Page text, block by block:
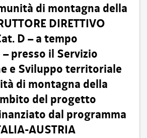
di montagna della
DIRETTIVO
D – a tempo
presso il Servizio
e Sviluppo territoriale
di montagna della
del progetto
dal programma
AUSTRIA